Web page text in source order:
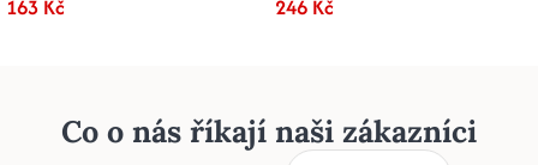
163 Kč 246 Kč
Co o nás říkají naši zákazníci